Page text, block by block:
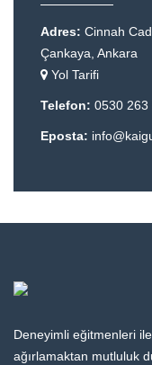
Adres: Cinnah
Çankaya, Ankara
Yol Tarifi
Telefon: 0530 263
Eposta:
Deneyimli eğitmenleri
ağırlamaktan mutluluk